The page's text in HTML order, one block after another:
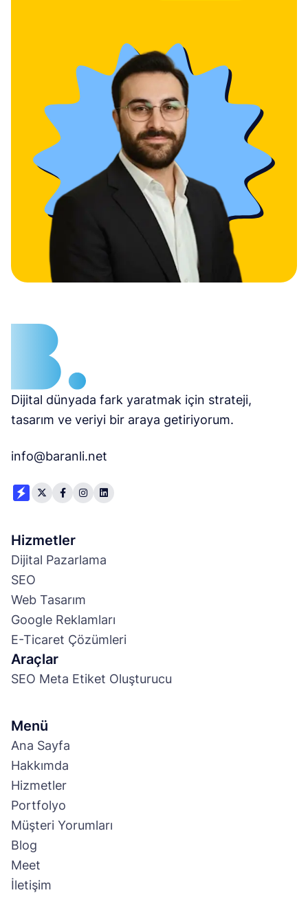
Dijital dünyada fark yaratmak için strateji,
tasarım ve veriyi bir araya getiriyorum.
info@baranli.net
Hizmetler
Dijital Pazarlama
SEO
Web Tasarım
Google Reklamları
E-Ticaret Çözümleri
Araçlar
SEO Meta Etiket Oluşturucu
Menü
Ana Sayfa
Hakkımda
Hizmetler
Portfolyo
Müşteri Yorumları
Blog
Meet
İletişim